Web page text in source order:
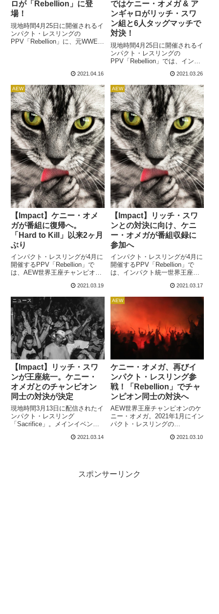
ロが「Rebellion」に登
場！
現地時間4月25日に開催されるイ
ンパクト・レスリングの
PPV「Rebellion」に、元WWEの
のはメインイベント。ケニー・
で実況チームに加わるそうで
す。BREAKING: Legendary
commentator Mauro Ranallo w...
2021.04.16
ではケニー・オメガ & ア
ンギャロがリッチ・スワ
ン組と6人タッグマッチで
対決！
現地時間4月25日に開催されるイ
ンパクト・レスリングの
PPV「Rebellion」では、インパ
のリッチ・スワンと、AEW世界
王座チャンピオンのケニー・オ
メガによるタイトル VS タイト
ルマッチが行われます。この試
合に向け、ケニーは「Impact!」
の最新回に登場。これまでにも
同番組は何度か登場しているケ
ニーですが、番組内で試合を
し...
2021.03.26
AEW
【Impact】ケニー・オメ
ガが番組に復帰へ。
「Hard to Kill」以来2ヶ月
ぶり
インパクト・レスリングが4月に
開催するPPV「Rebellion」で
は、AEW世界王座チャンピオン
ト統一世界王座チャンピオンの
リッチ・スワンによるタイトル
VS タイトルマッチが行われま
す。この試合に向けて、ケニー
が来週のImpact!に登場すること
が発表されました。BREAKING:
@AEW World Champion @K...
2021.03.19
AEW
【Impact】リッチ・スワ
ンとの対決に向け、ケニ
ー・オメガが番組収録に
参加へ
インパクト・レスリングが4月に
開催するPPV「Rebellion」で
は、インパクト統一世界王座チ
と、AEW世界王座チャンピオン
のケニー・オメガによる「タイ
トル VS タイトル」マッチが行
われます。PWInsiderによれば、
この対決に向け、ケニーがイン
パクトの番組に出演する可能性
が高いようです。今週月曜日か
ら行われている番組収録にケ...
2021.03.17
ニュース
【Impact】リッチ・スワ
ンが王座統一。ケニー・
オメガとのチャンピオン
同士の対決が決定
現地時間3月13日に配信されたイ
ンパクト・レスリング
「Sacrifice」。メインイベント
るインパクト世界王座 & TNA世
ンは、これまでに5度の防衛に成
功。AEW世界王座チャンピオン
2021.03.14
AEW
ケニー・オメガ、再びイ
ンパクト・レスリング参
戦！「Rebellion」でチャ
ンピオン同士の対決へ
AEW世界王座チャンピオンのケ
ニー・オメガ。2021年1月にイン
パクト・レスリングの
際には、The Good Brothersとタ
に放送されたインパクトのウィ
ークリー番組「Impact!」で、ケ
2021.03.10
スポンサーリンク